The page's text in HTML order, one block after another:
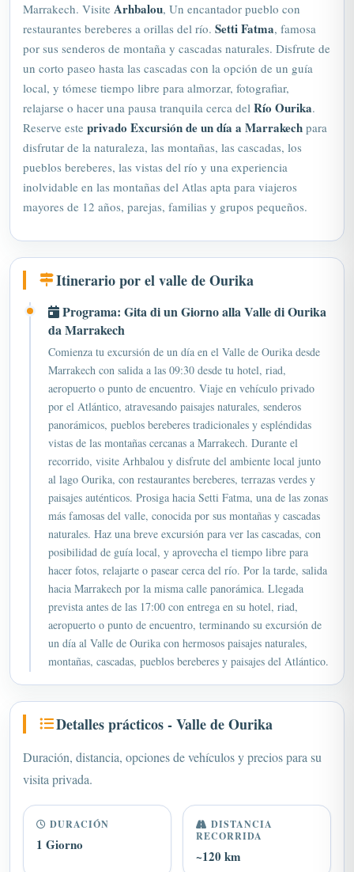
restaurantes bereberes a orillas del río.Setti Fatma, famosa
por sus senderos de montaña y cascadas naturales. Disfrute de
un corto paseo hasta las cascadas con la opción de un guía
local, y tómese tiempo libre para almorzar, fotografiar,
relajarse o hacer una pausa tranquila cerca delRío Ourika
Reserve esteprivadoExcursión de un día a Marrakechpara
disfrutar de la naturaleza, las montañas, las cascadas, los
pueblos bereberes, las vistas del río y una experiencia
inolvidable en las montañas del Atlas apta para viajeros
mayores de 12 años, parejas, familias y grupos pequeños.
Itinerario por el valle de Ourika
Programa: Gita di un Giorno alla Valle di Ourika
da Marrakech
Comienza tu excursión de un día en el Valle de Ourika desde
Marrakech con salida a las 09:30 desde tu hotel, riad,
aeropuerto o punto de encuentro. Viaje en vehículo privado
por el Atlántico, atravesando paisajes naturales, senderos
panorámicos, pueblos bereberes tradicionales y espléndidas
vistas de las montañas cercanas a Marrakech. Durante el
recorrido, visite Arhbalou y disfrute del ambiente local junto
al lago Ourika, con restaurantes bereberes, terrazas verdes y
paisajes auténticos. Prosiga hacia Setti Fatma, una de las zonas
más famosas del valle, conocida por sus montañas y cascadas
naturales. Haz una breve excursión para ver las cascadas, con
posibilidad de guía local, y aprovecha el tiempo libre para
hacer fotos, relajarte o pasear cerca del río. Por la tarde, salida
hacia Marrakech por la misma calle panorámica. Llegada
prevista antes de las 17:00 con entrega en su hotel, riad,
aeropuerto o punto de encuentro, terminando su excursión de
un día al Valle de Ourika con hermosos paisajes naturales,
montañas, cascadas, pueblos bereberes y paisajes del Atlántico.
Detalles prácticos - Valle de Ourika
Duración, distancia, opciones de vehículos y precios para su
visita privada.
DURACIÓN
1 Giorno
DISTANCIA
RECORRIDA
~120 km